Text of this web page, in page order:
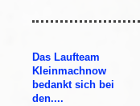
Das Laufteam
Kleinmachnow
bedankt sich bei
den....